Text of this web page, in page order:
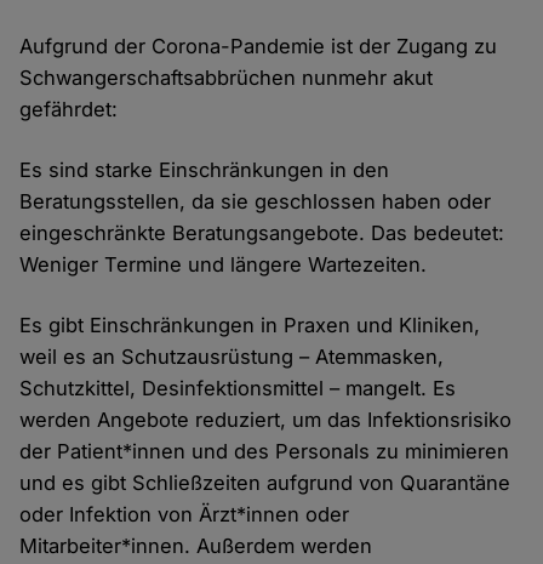
Aufgrund der Corona-Pandemie ist der Zugang zu
Schwangerschaftsabbrüchen nunmehr akut
gefährdet:
Es sind starke Einschränkungen in den
Beratungsstellen, da sie geschlossen haben oder
eingeschränkte Beratungsangebote. Das bedeutet:
Weniger Termine und längere Wartezeiten.
Es gibt Einschränkungen in Praxen und Kliniken,
weil es an Schutzausrüstung – Atemmasken,
Schutzkittel, Desinfektionsmittel – mangelt. Es
werden Angebote reduziert, um das Infektionsrisiko
der Patient*innen und des Personals zu minimieren
und es gibt Schließzeiten aufgrund von Quarantäne
oder Infektion von Ärzt*innen oder
Mitarbeiter*innen. Außerdem werden